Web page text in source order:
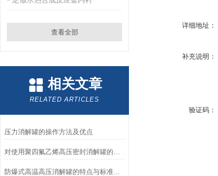
查看全部
相关文章
RELATED ARTICLES
压力消解罐的操作方法及优点
防爆式高温高压消解罐的特点与标准分析方法
详细地址：
补充说明：
验证码：